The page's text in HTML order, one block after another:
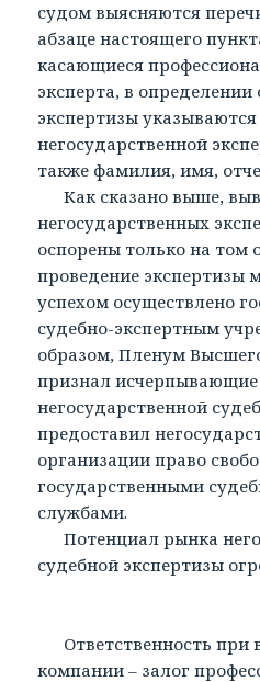
судом выясняются
абзаце настоящего
касающиеся
эксперта, в определении
экспертизы
негосударственной
также фамилия, имя,
Как сказано выше,
негосударственных
оспорены только на том
проведение экспертизы
успехом осуществлено
судебно-экспертным
образом, Пленум
признал
негосударственной
предоставил
организации право
государственными
службами.
Потенциал рынка
судебной экспертизы
Ответственность при
компании – залог